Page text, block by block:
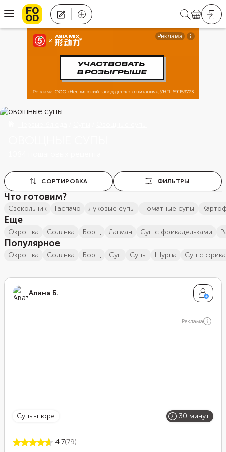
СОРТИРОВКА ФИЛЬТРЫ
Что готовим?
свекольник гаспачо луковые супы томатные супы
Еще
окрошка солянка борщ лагман суп с фрикадельками
Популярное
окрошка солянка борщ суп супы шурпа суп с
Алина Б.
супы-пюре 30 минут
4.7(79)
Реклама